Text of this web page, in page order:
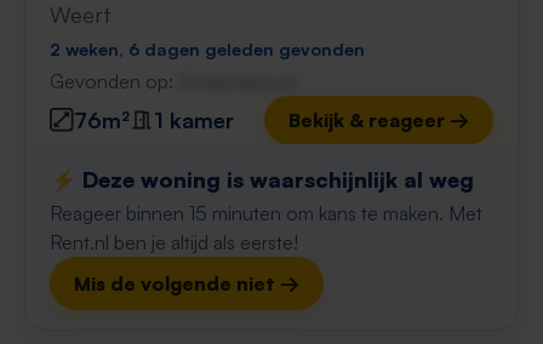
Weert
2 weken, 6 dagen geleden gevonden
Gevonden op:
76m² 1 kamer Bekijk & reageer →
⚡️ Deze woning is waarschijnlijk al weg
Reageer binnen 15 minuten om kans te maken. Met
Rent.nl ben je altijd als eerste!
Mis de volgende niet →